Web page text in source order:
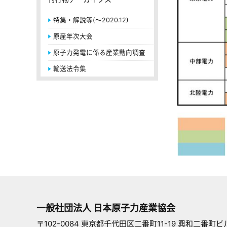
特集・解説等(～2020.12)
原産年次大会
原子力発電に係る産業動向調査
輸送法令集
一般社団法人 日本原子力産業協会
〒102-0084 東京都千代田区二番町11-19 興和二番町ビ